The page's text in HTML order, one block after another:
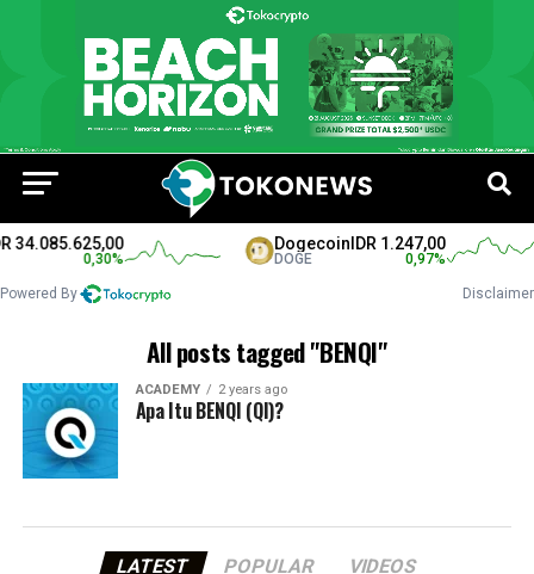
34.085.625,00
0,30%
DogecoinIDR 1.247,00
DOGE 0,97%
Powered By Disclaimer
All posts tagged "BENQI"
ACADEMY 2 years ago
Apa Itu BENQI (QI)?
LATEST POPULAR VIDEOS